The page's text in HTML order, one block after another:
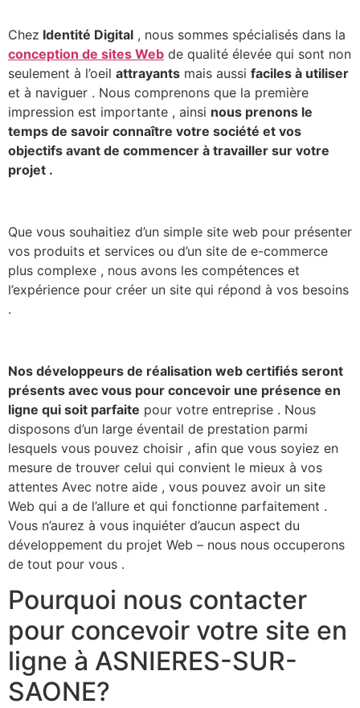
Chez Identité Digital , nous sommes spécialisés dans la
conception de sites Web de qualité élevée qui sont non
seulement à l’oeil attrayants mais aussi faciles à utiliser
et à naviguer . Nous comprenons que la première
impression est importante , ainsi nous prenons le
temps de savoir connaître votre société et vos
objectifs avant de commencer à travailler sur votre
projet .
Que vous souhaitiez d’un simple site web pour présenter
vos produits et services ou d’un site de e-commerce
plus complexe , nous avons les compétences et
l’expérience pour créer un site qui répond à vos besoins
.
Nos développeurs de réalisation web certifiés seront
présents avec vous pour concevoir une présence en
ligne qui soit parfaite pour votre entreprise . Nous
disposons d’un large éventail de prestation parmi
lesquels vous pouvez choisir , afin que vous soyiez en
mesure de trouver celui qui convient le mieux à vos
attentes Avec notre aide , vous pouvez avoir un site
Web qui a de l’allure et qui fonctionne parfaitement .
Vous n’aurez à vous inquiéter d’aucun aspect du
développement du projet Web – nous nous occuperons
de tout pour vous .​
Pourquoi nous contacter
pour concevoir votre site en
ligne à ASNIERES-SUR-
SAONE?